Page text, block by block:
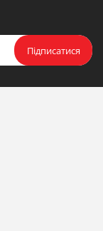
Підписатися